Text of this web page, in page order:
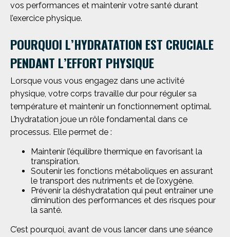
vos performances et maintenir votre santé durant
l’exercice physique.
POURQUOI L’HYDRATATION EST CRUCIALE
PENDANT L’EFFORT PHYSIQUE
Lorsque vous vous engagez dans une activité
physique, votre corps travaille dur pour réguler sa
température et maintenir un fonctionnement optimal.
L’hydratation joue un rôle fondamental dans ce
processus. Elle permet de :
Maintenir l’équilibre thermique en favorisant la
transpiration.
Soutenir les fonctions métaboliques en assurant
le transport des nutriments et de l’oxygène.
Prévenir la déshydratation qui peut entraîner une
diminution des performances et des risques pour
la santé.
C’est pourquoi, avant de vous lancer dans une séance